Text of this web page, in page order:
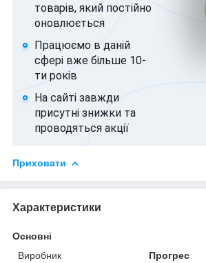
товарів, який постійно
оновлюється
Працюємо в даній
сфері вже більше 10-
ти років
На сайті завжди
присутні знижки та
проводяться акції
Приховати
Характеристики
Основні
Виробник
Прогрес